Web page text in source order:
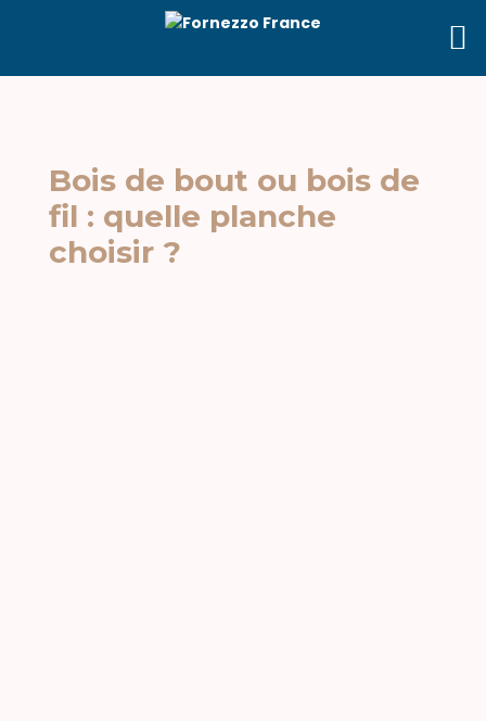
Bois de bout ou bois de
fil : quelle planche
choisir ?